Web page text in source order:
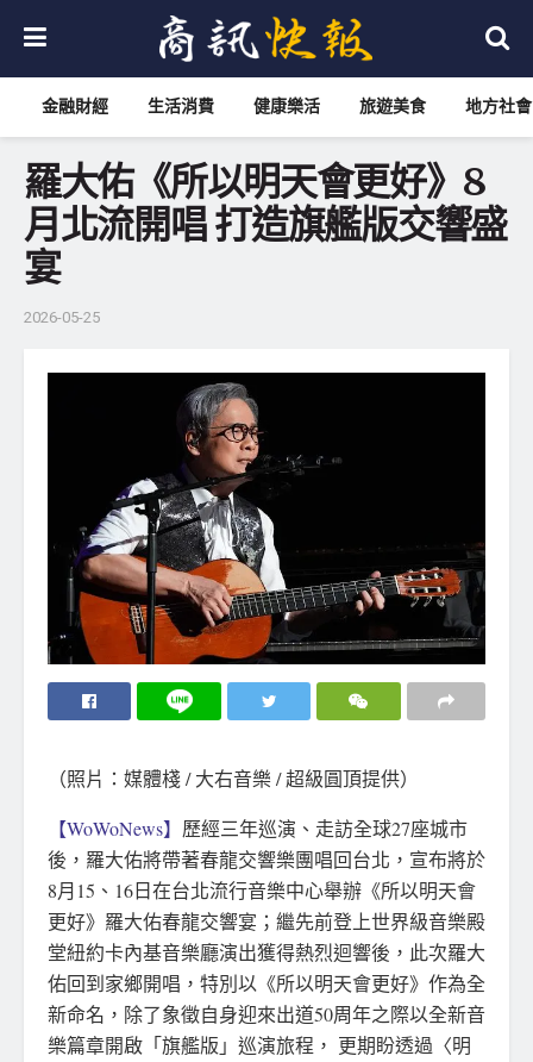
金融財經 生活消費 健康樂活 旅遊美食 地方社會
羅大佑《所以明天會更好》8
月北流開唱 打造旗艦版交響盛
宴
2026-05-25
（照片：媒體棧 / 大右音樂 / 超級圓頂提供）
【WoWoNews】 歷經三年巡演、走訪全球27座城市
後，羅大佑將帶著春龍交響樂團唱回台北，宣布將於
8月15、16日在台北流行音樂中心舉辦《所以明天會
更好》羅大佑春龍交響宴；繼先前登上世界級音樂殿
堂紐約卡內基音樂廳演出獲得熱烈迴響後，此次羅大
佑回到家鄉開唱，特別以《所以明天會更好》作為全
新命名，除了象徵自身迎來出道50周年之際以全新音
樂篇章開啟「旗艦版」巡演旅程， 更期盼透過〈明